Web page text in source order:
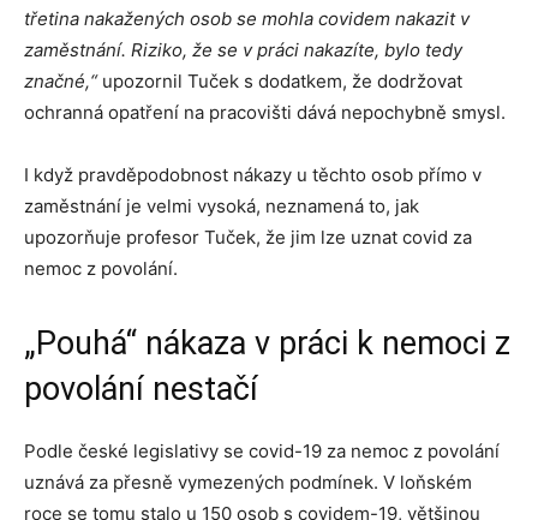
třetina nakažených osob se mohla covidem nakazit v
zaměstnání. Riziko, že se v práci nakazíte, bylo tedy
značné,“upozornil Tuček s dodatkem, že dodržovat
ochranná opatření na pracovišti dává nepochybně smysl.
I když pravděpodobnost nákazy u těchto osob přímo v
zaměstnání je velmi vysoká, neznamená to, jak
upozorňuje profesor Tuček, že jim lze uznat covid za
nemoc z povolání.
„Pouhá“ nákaza v práci k nemoci z
povolání nestačí
Podle české legislativy se covid-19 za nemoc z povolání
uznává za přesně vymezených podmínek. V loňském
roce se tomu stalo u 150 osob s covidem-19, většinou